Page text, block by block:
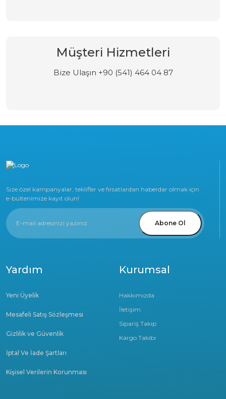
Müşteri Hizmetleri
Bize Ulaşın +90 (541) 464 04 87
Size özel kampanyalar, teklifler ve fırsatlardan haberdar olmak için
e-bültenimize kayıt olun!
Abone Ol
Kurumsal
Hakkımızda
İletişim
Sipariş Takip
Kargo Takibi
Yardım
Yeni Üyelik
Mesafeli Satış Sözleşmesi
Gizlilik ve Güvenlik
İptal Ve İade Şartları
Kişisel Verilerin Korunması